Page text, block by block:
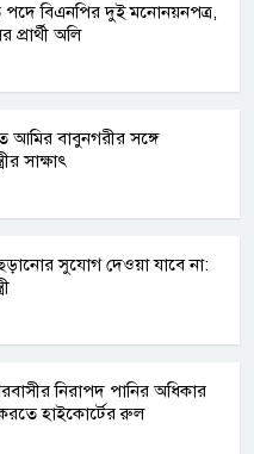
পদে বিএনপির দুই মনোনয়নপত্র,
প্রার্থী অলি
আমির বাবুনগরীর সঙ্গে
সাক্ষাৎ
ছড়ানোর সুযোগ দেওয়া যাবে না:
নিরাপদ পানির অধিকার
করতে হাইকোর্টের রুল